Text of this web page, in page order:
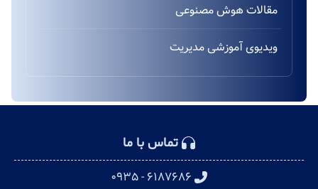
مقالات هوش مصنوعی
ویدیوی آموزشی مدیریت
تماس با ما
۶۱۸۷۶۸۶ - ۰۹۳۵